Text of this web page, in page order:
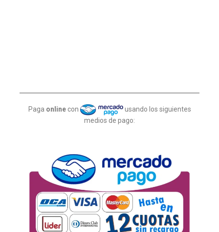
Paga online con
usando los siguientes
medios de pago: